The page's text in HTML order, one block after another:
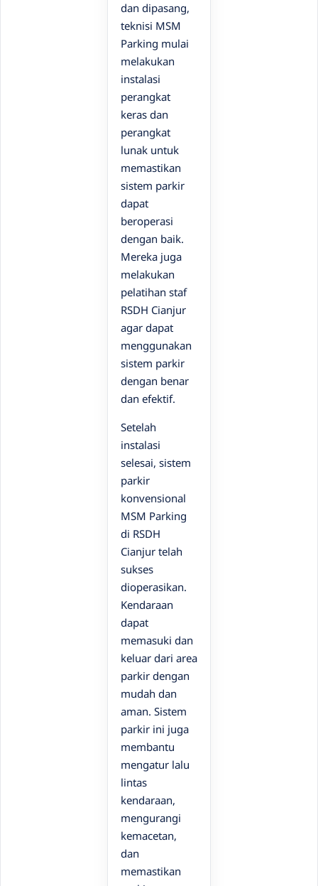
dan dipasang,
teknisi MSM
Parking mulai
melakukan
instalasi
perangkat
keras dan
perangkat
lunak untuk
memastikan
sistem parkir
dapat
beroperasi
dengan baik.
Mereka juga
melakukan
pelatihan staf
RSDH Cianjur
agar dapat
menggunakan
sistem parkir
dengan benar
dan efektif.
Setelah
instalasi
selesai, sistem
parkir
konvensional
MSM Parking
di RSDH
Cianjur telah
sukses
dioperasikan.
Kendaraan
dapat
memasuki dan
keluar dari area
parkir dengan
mudah dan
aman. Sistem
parkir ini juga
membantu
mengatur lalu
lintas
kendaraan,
mengurangi
kemacetan,
dan
memastikan